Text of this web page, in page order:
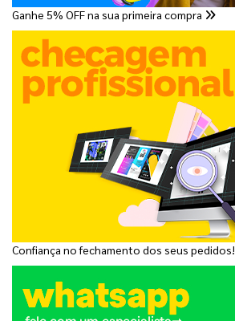
Ganhe 5% OFF na sua primeira compra
Confiança no fechamento dos seus pedidos!